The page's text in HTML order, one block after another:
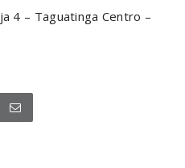
4 – Taguatinga Centro –